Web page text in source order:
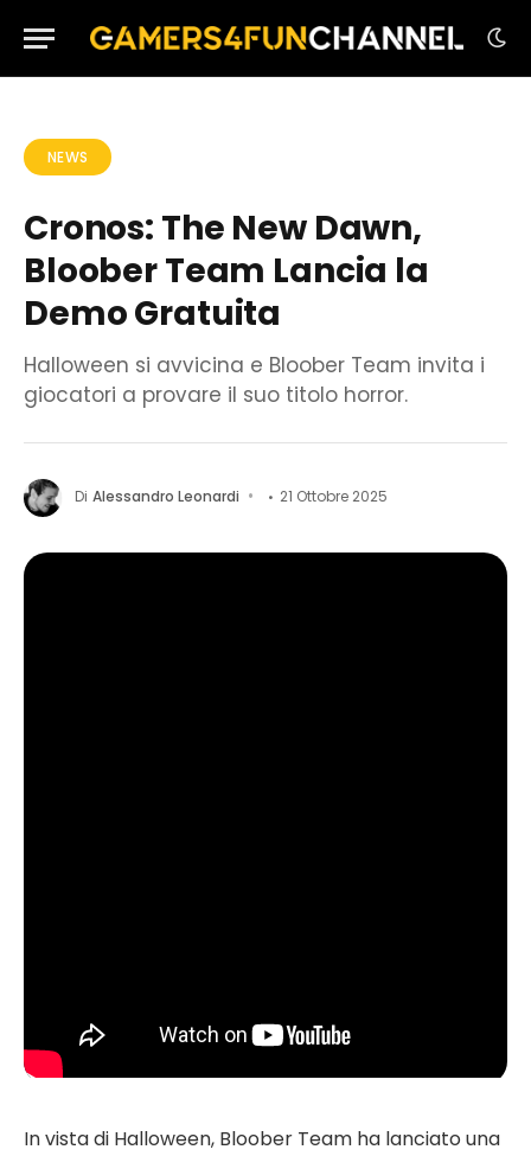
NEWS
Cronos: The New Dawn,
Bloober Team Lancia la
Demo Gratuita
Halloween si avvicina e Bloober Team invita i
giocatori a provare il suo titolo horror.
Di Alessandro Leonardi 21 Ottobre 2025
In vista di Halloween, Bloober Team ha lanciato una